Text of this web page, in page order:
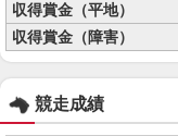
収得賞金（平地）
収得賞金（障害）
競走成績